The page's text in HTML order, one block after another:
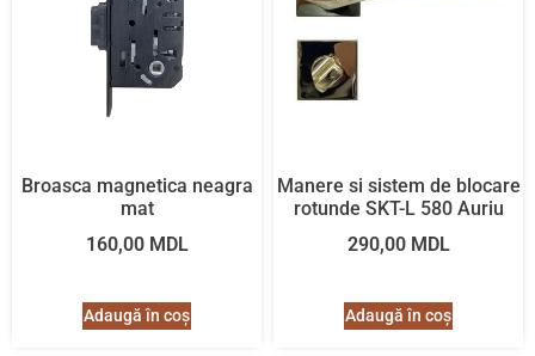
Broasca magnetica neagra
mat
160,00 MDL
Adaugă în coș
Manere si sistem de blocare
rotunde SKT-L 580 Auriu
290,00 MDL
Adaugă în coș